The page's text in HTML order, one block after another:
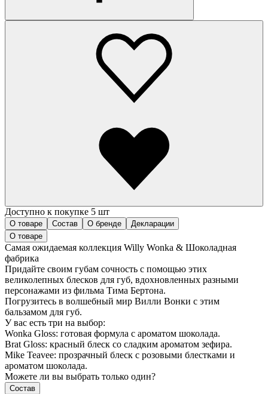
Доступно к покупке 5 шт
О товаре Состав О бренде
Декларации
О товаре
Самая ожидаемая коллекция Willy Wonka & Шоколадная
фабрика
Придайте своим губам сочность с помощью этих
великолепных блесков для губ, вдохновленных разными
персонажами из фильма Тима Бертона.
Погрузитесь в волшебный мир Вилли Вонки с этим
бальзамом для губ.
У вас есть три на выбор:
Wonka Gloss: готовая формула с ароматом шоколада.
Brat Gloss: красный блеск со сладким ароматом зефира.
Mike Teavee: прозрачный блеск с розовыми блестками и
ароматом шоколада.
Можете ли вы выбрать только один?
Состав